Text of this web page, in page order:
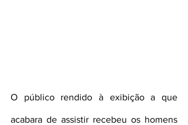
O público rendido à exibição a que
acabara de assistir recebeu os homens